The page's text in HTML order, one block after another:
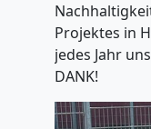
Projektes in
jedes Jahr
DANK!